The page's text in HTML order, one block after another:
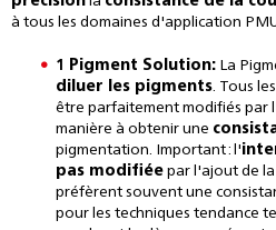
à tous les domaines d'application
1 Pigment Solution: La
diluer les pigments. Tous
être parfaitement modifiés par
manière à obtenir une
pigmentation. Important : l'
pas modifiée par l'ajout de
préfèrent souvent une
pour les techniques tendance